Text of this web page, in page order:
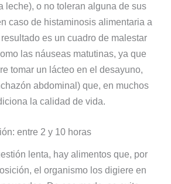
leche), o no toleran alguna de sus
caso de histaminosis alimentaria a
es un cuadro de malestar
las náuseas matutinas, ya que
tomar un lácteo en el desayuno,
abdominal) que, en muchos
la calidad de vida.
entre 2 y 10 horas
lenta, hay alimentos que, por
el organismo los digiere en